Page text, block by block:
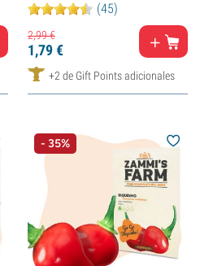
(45)
2,99€
1,79€
+2 de Gift Points adicionales
- 35%